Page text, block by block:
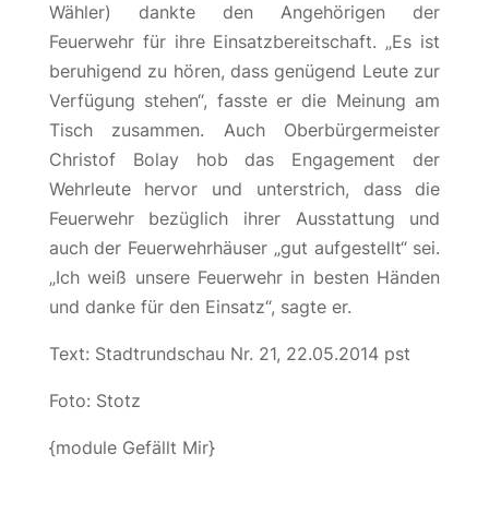
Wähler) dankte den Angehörigen der
Feuerwehr für ihre Einsatzbereitschaft. „Es ist
beruhigend zu hören, dass genügend Leute zur
Verfügung stehen“, fasste er die Meinung am
Tisch zusammen. Auch Oberbürgermeister
Christof Bolay hob das Engagement der
Wehrleute hervor und unterstrich, dass die
Feuerwehr bezüglich ihrer Ausstattung und
auch der Feuerwehrhäuser „gut aufgestellt“ sei.
„Ich weiß unsere Feuerwehr in besten Händen
und danke für den Einsatz“, sagte er.
Text: Stadtrundschau Nr. 21, 22.05.2014 pst
Foto: Stotz
{module Gefällt Mir}